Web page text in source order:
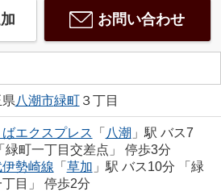
お問い合わせ
八潮市緑町３丁目
エクスプレス 「 八潮 」駅 バス7
緑町一丁目交差点」 停歩3分
勢崎線 「 草加 」駅 バス10分 「緑
目」 停歩2分